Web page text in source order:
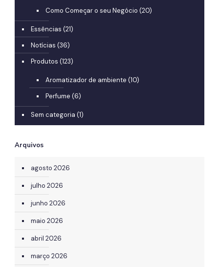
Como Começar o seu Negócio (20)
Essências (21)
Notícias (36)
Produtos (123)
Aromatizador de ambiente (10)
Perfume (6)
Sem categoria (1)
Arquivos
agosto 2026
julho 2026
junho 2026
maio 2026
abril 2026
março 2026